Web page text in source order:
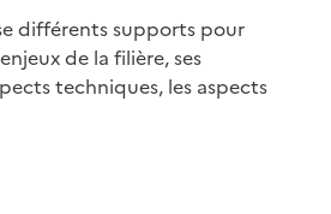
différents supports pour
de la filière, ses
techniques, les aspects